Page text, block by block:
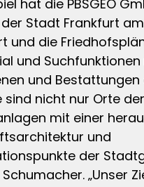
hat die PBSGEO
Stadt Frankfurt
und die
und
und Bestattungen
sind nicht nur Orte
mit einer
und
der
„Unser